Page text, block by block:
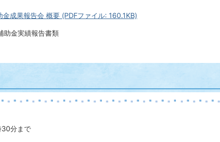
成果報告会 概要 (PDFファイル: 160.1KB)
助金実績報告書類
30分まで